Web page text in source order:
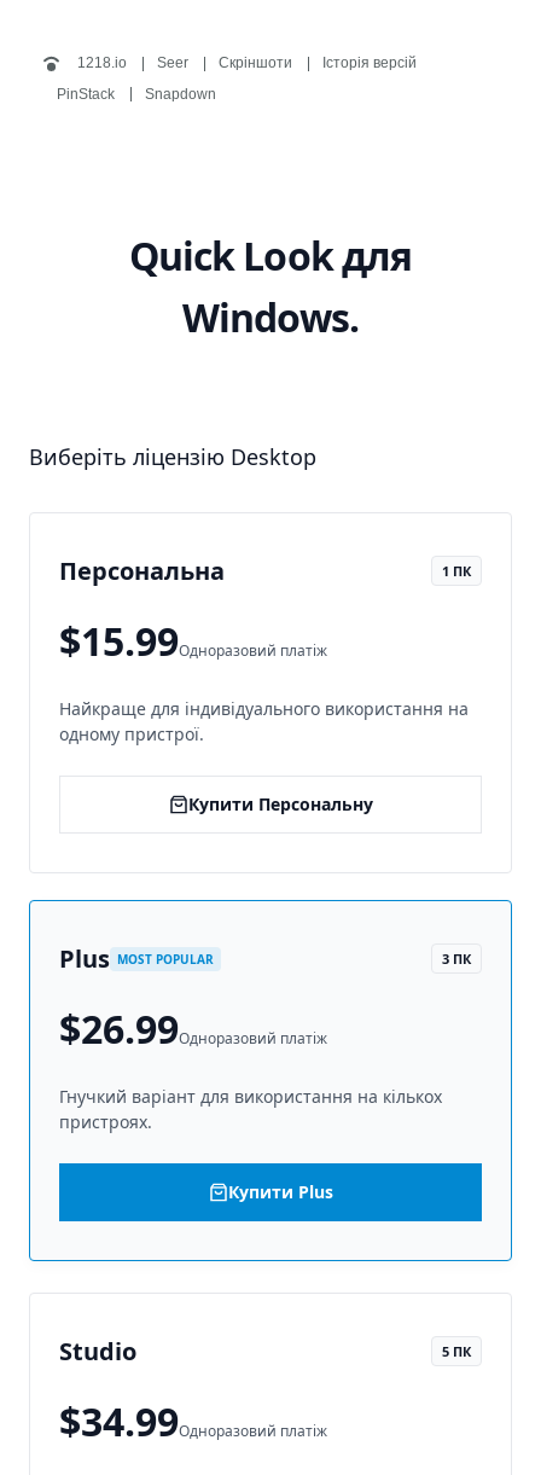
1218.io Seer Скріншоти
Історія версій
PinStack
Snapdown
Quick Look для
Windows.
Виберіть ліцензію Desktop
Персональна 1 ПК
$15.99Одноразовий платіж
Найкраще для індивідуального використання на
одному пристрої.
Купити Персональну
Plus MOST POPULAR 3 ПК
$26.99Одноразовий платіж
Гнучкий варіант для використання на кількох
пристроях.
Купити Plus
Studio 5 ПК
$34.99Одноразовий платіж